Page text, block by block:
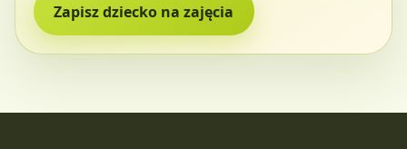
Zapisz dziecko na zajęcia